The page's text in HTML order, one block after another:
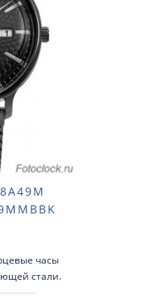
часы
стали.
Корпус: